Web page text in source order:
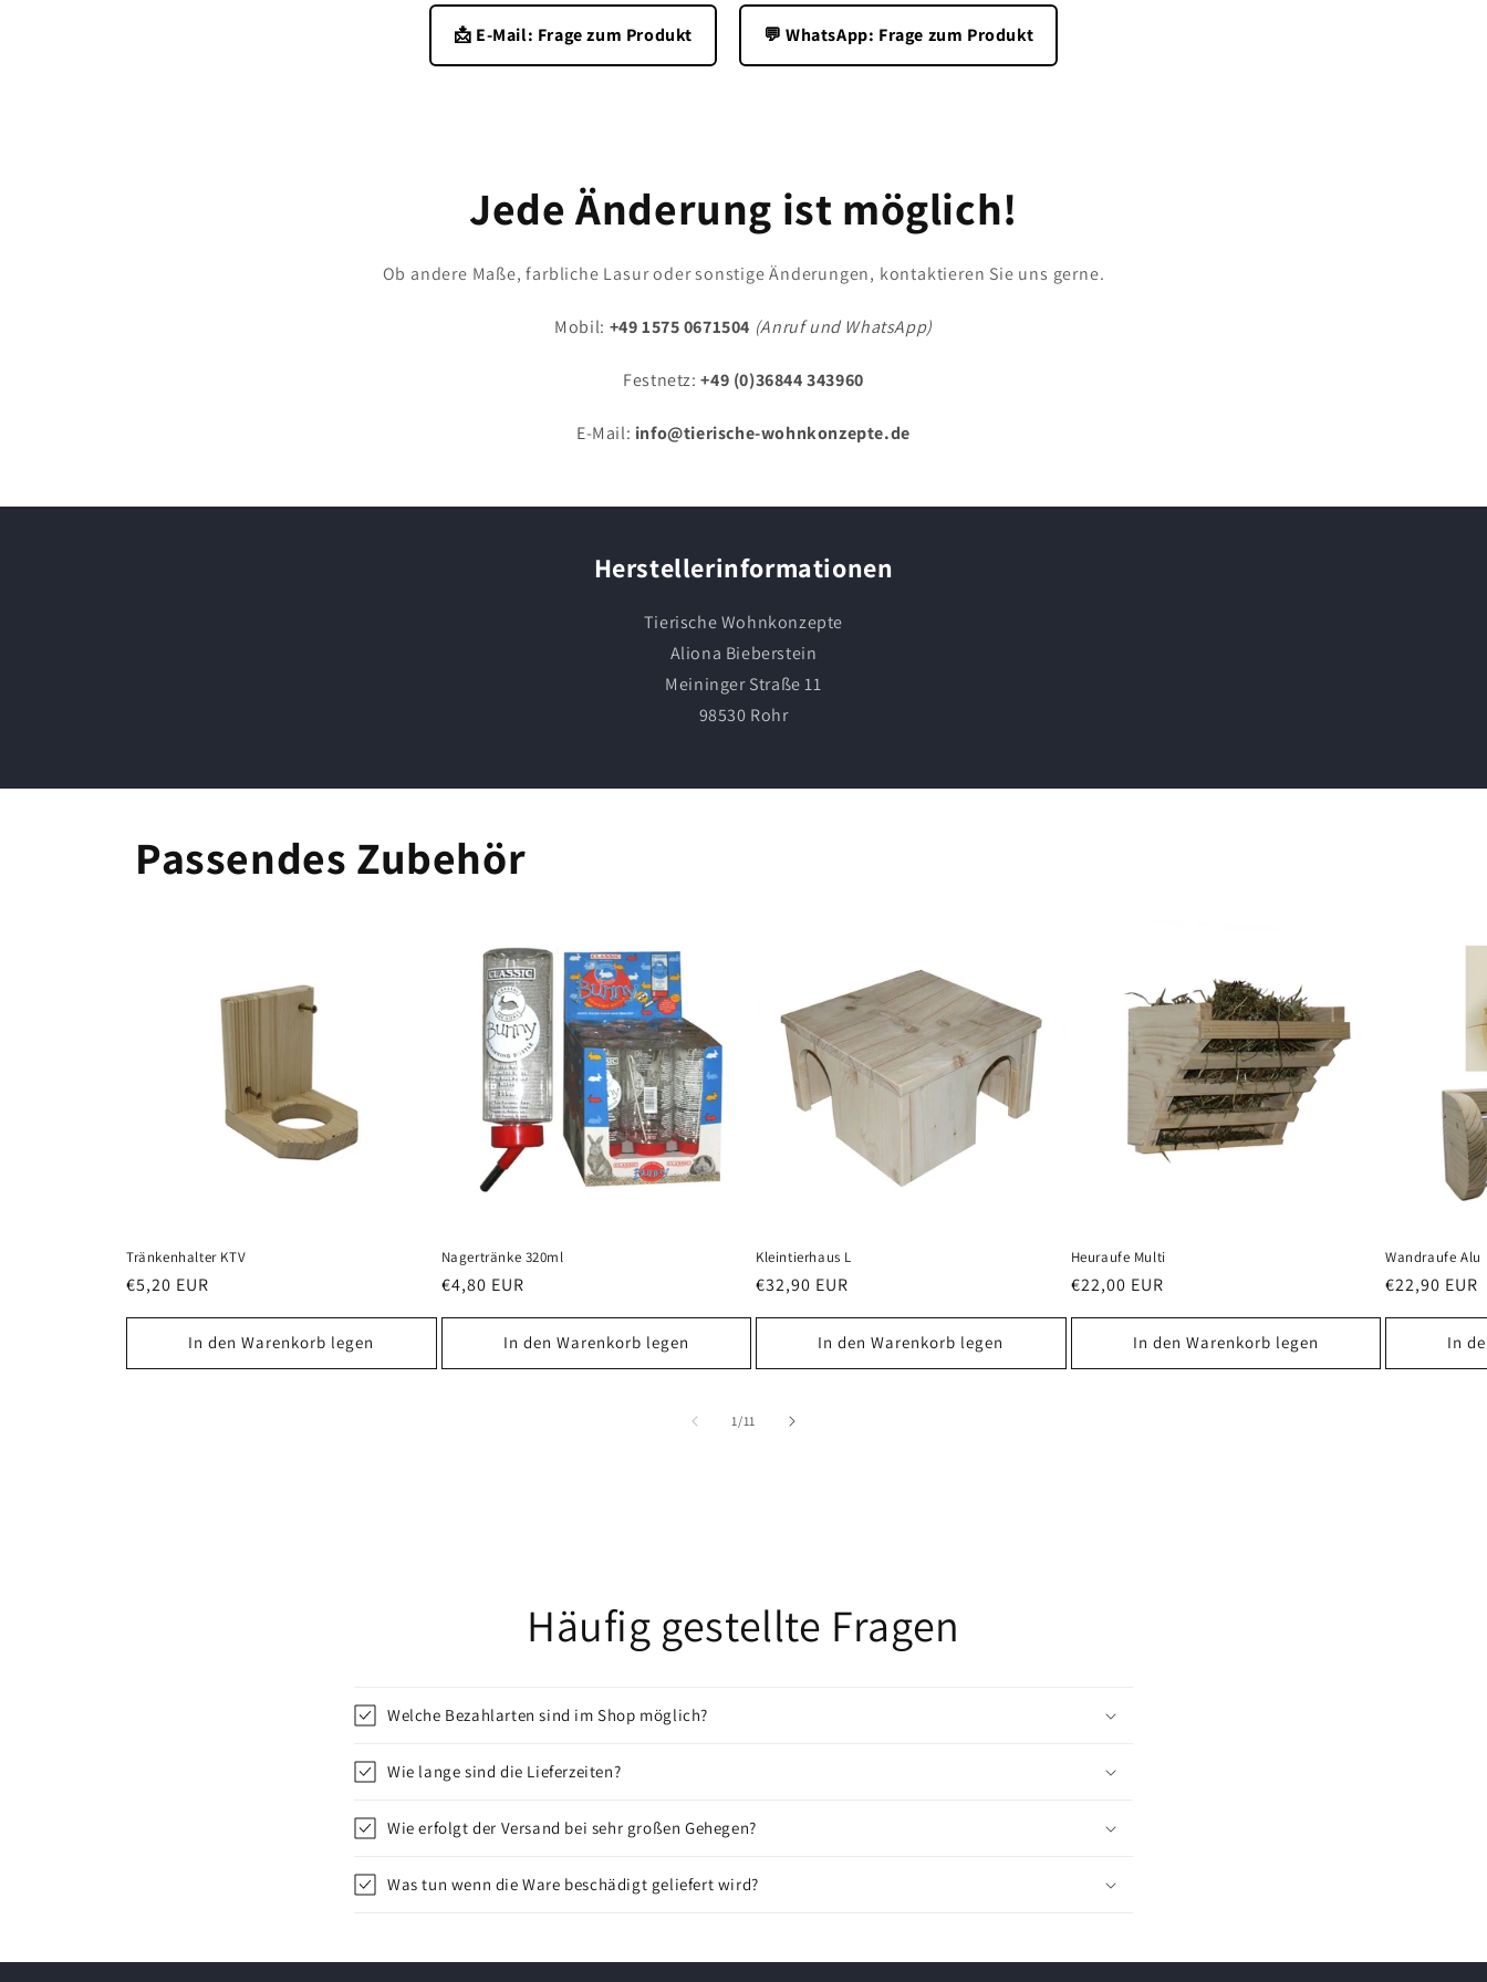
📩 E-Mail: Frage zum Produkt 💬 WhatsApp: Frage zum Produkt
Jede Änderung ist möglich!
Ob andere Maße, farbliche Lasur oder sonstige Änderungen, kontaktieren Sie uns gerne.
Mobil: +49 1575 0671504 (Anruf und WhatsApp)
Festnetz: +49 (0)36844 343960
E-Mail: info@tierische-wohnkonzepte.de
Herstellerinformationen
Tierische Wohnkonzepte
Aliona Bieberstein
Meininger Straße 11
98530 Rohr
Passendes Zubehör
Tränkenhalter KTV
Normaler
€5,20 EUR
In den Warenkorb legen
Nagertränke 320ml
Normaler
€4,80 EUR
In den Warenkorb legen
Kleintierhaus L
Normaler
€32,90 EUR
In den Warenkorb legen
Heuraufe Multi
Normaler
€22,00 EUR
In den Warenkorb legen
Wandraufe Alu
Normaler
€22,90 EUR
In
1 /von
11
Häufig gestellte Fragen
Welche Bezahlarten sind im Shop möglich?
Wie lange sind die Lieferzeiten?
Wie erfolgt der Versand bei sehr großen Gehegen?
Was tun wenn die Ware beschädigt geliefert wird?